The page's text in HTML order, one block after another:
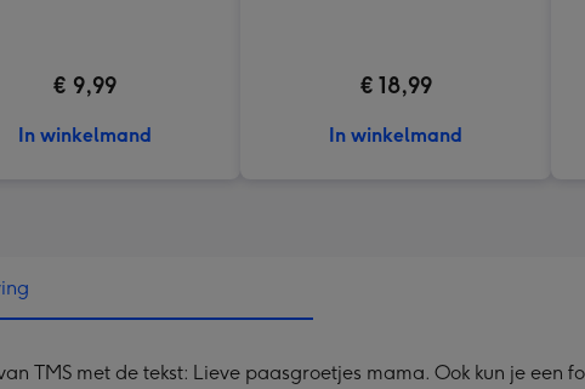
€ 9,99
In winkelmand
€ 18,99
In winkelmand
TMS met de tekst: Lieve paasgroetjes mama. Ook kun je een